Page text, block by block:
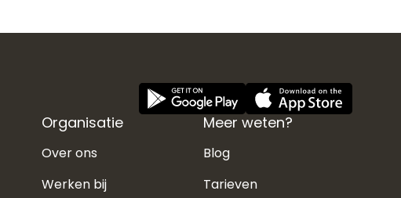
Organisatie
Over ons
Werken bij
Meer weten?
Blog
Tarieven